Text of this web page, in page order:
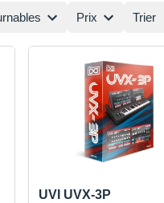
Prix Trier
UVI UVX-3P